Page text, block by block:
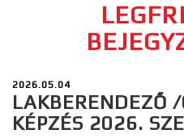
2026.05.04
KÉPZÉS 2026.